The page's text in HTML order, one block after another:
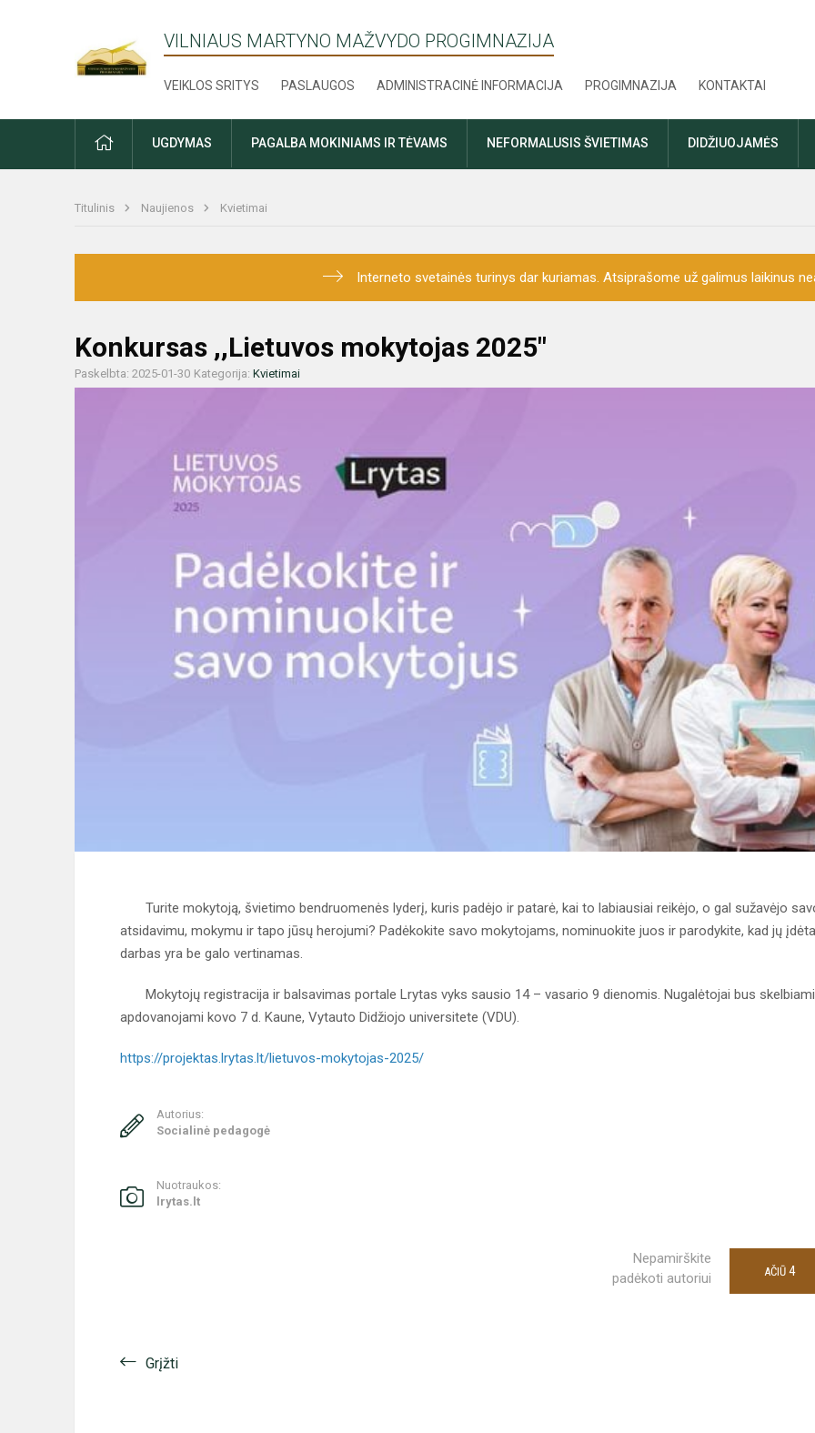
VILNIAUS MARTYNO MAŽVYDO PROGIMNAZIJA
VEIKLOS SRITYS PASLAUGOS ADMINISTRACINĖ INFORMACIJA PROGIMNAZIJA KONTAKTAI
PRADŽIAUGDYMAS PAGALBA MOKINIAMS IR TĖVAMS NEFORMALUSIS ŠVIETIMAS DIDŽIUOJAMĖS
Titulinis Naujienos Kvietimai
Interneto svetainės turinys dar kuriamas. Atsiprašome už galimus laikinus
Konkursas ,,Lietuvos mokytojas 2025"
Paskelbta: 2025-01-30 Kategorija: Kvietimai
Turite mokytoją, švietimo bendruomenės lyderį, kuris padėjo ir patarė, kai to labiausiai reikėjo, o gal sužavėjo
atsidavimu, mokymu ir tapo jūsų herojumi? Padėkokite savo mokytojams, nominuokite juos ir parodykite, kad jų
darbas yra be galo vertinamas.
Mokytojų registracija ir balsavimas portale Lrytas vyks sausio 14 – vasario 9 dienomis. Nugalėtojai bus
apdovanojami kovo 7 d. Kaune, Vytauto Didžiojo universitete (VDU).
https://projektas.lrytas.lt/lietuvos-mokytojas-2025/
Autorius:
Socialinė pedagogė
Nuotraukos:
lrytas.lt
Nepamirškite
padėkoti autoriui
AČIŪ 4
Grįžti